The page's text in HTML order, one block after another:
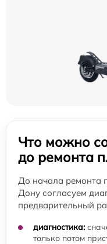
Что можно
до ремонта
До начала ремонта
Дону согласуем
предварительный
диагностика:
только потом